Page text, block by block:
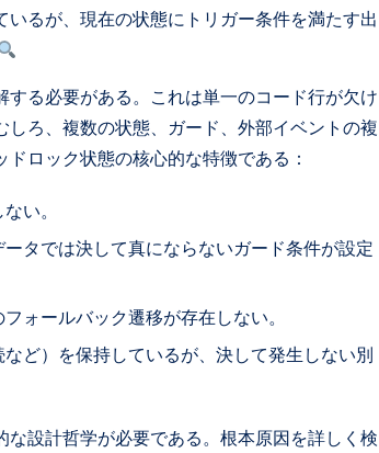
るが、現在の状態にトリガー条件を満たす出
る必要がある。これは単一のコード行が欠け
ろ、複数の状態、ガード、外部イベントの複
ロック状態の核心的な特徴である：
い。
タでは決して真にならないガード条件が設定
ォールバック遷移が存在しない。
ど）を保持しているが、決して発生しない別
設計哲学が必要である。根本原因を詳しく検